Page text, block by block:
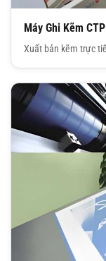
Máy Ghi Kẽm CTP
Xuất bản kẽm trực